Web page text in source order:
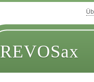
REVOSax